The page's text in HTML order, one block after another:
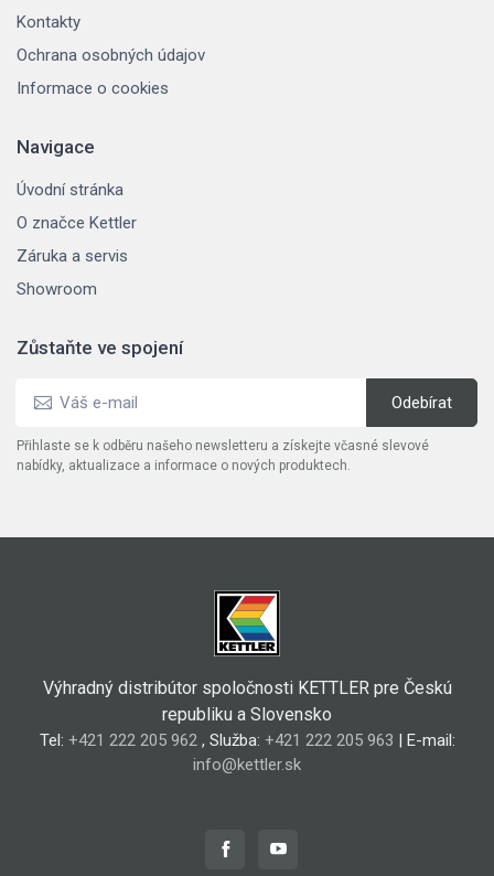
Kontakty
Ochrana osobných údajov
Informace o cookies
Navigace
Úvodní stránka
O značce Kettler
Záruka a servis
Showroom
Zůstaňte ve spojení
Přihlaste se k odběru našeho newsletteru a získejte včasné slevové
nabídky, aktualizace a informace o nových produktech.
Výhradný distribútor spoločnosti KETTLER pre Českú
republiku a Slovensko
Tel: +421 222 205 962, Služba: +421 222 205 963 | E-mail:
info@kettler.sk